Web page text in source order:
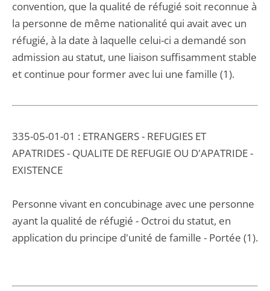
convention, que la qualité de réfugié soit reconnue à
la personne de même nationalité qui avait avec un
réfugié, à la date à laquelle celui-ci a demandé son
admission au statut, une liaison suffisamment stable
et continue pour former avec lui une famille (1).
335-05-01-01 : ETRANGERS - REFUGIES ET
APATRIDES - QUALITE DE REFUGIE OU D'APATRIDE -
EXISTENCE
Personne vivant en concubinage avec une personne
ayant la qualité de réfugié - Octroi du statut, en
application du principe d'unité de famille - Portée (1).